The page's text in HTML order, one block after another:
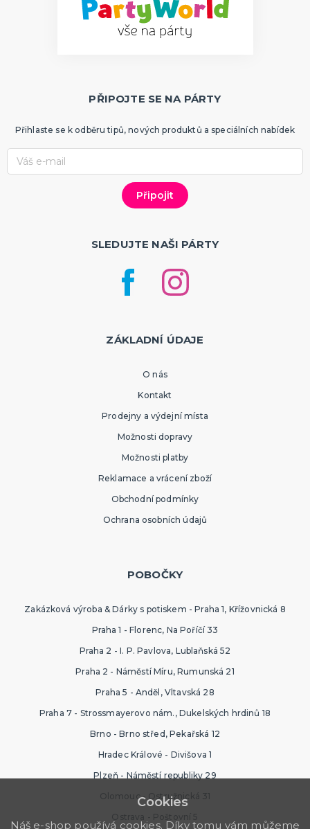
PŘIPOJTE SE NA PÁRTY
Přihlaste se k odběru tipů, nových produktů a speciálních nabídek
SLEDUJTE NAŠI PÁRTY
ZÁKLADNÍ ÚDAJE
O nás
Kontakt
Prodejny a výdejní místa
Možnosti dopravy
Možnosti platby
Reklamace a vrácení zboží
Obchodní podmínky
Ochrana osobních údajů
POBOČKY
Zakázková výroba & Dárky s potiskem - Praha 1, Křížovnická 8
Praha 1 - Florenc, Na Poříčí 33
Praha 2 - I. P. Pavlova, Lublaňská 52
Praha 2 - Náměstí Míru, Rumunská 21
Praha 5 - Anděl, Vltavská 28
Praha 7 - Strossmayerovo nám., Dukelských hrdinů 18
Brno - Brno střed, Pekařská 12
Hradec Králové - Divišova 1
Plzeň - Náměstí republiky 29
Olomouc - Ostružnická 31
Ostrava - Poštovní 5
Cookies
Náš e-shop používá cookies. Díky tomu vám můžeme